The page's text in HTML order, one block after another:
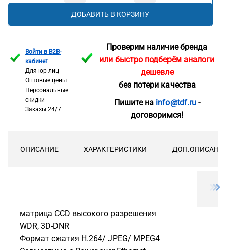
ДОБАВИТЬ В КОРЗИНУ
Войти в B2B-
кабинет
Для юр лиц
Оптовые цены
Персональные
скидки
Заказы 24/7
Проверим наличие бренда
или быстро подберём аналоги
дешевле
без потери качества
Пишите на info@tdf.ru-
договоримся!
ОПИСАНИЕ ХАРАКТЕРИСТИКИ
матрица CCD высокого разрешения
WDR, 3D-DNR
Формат сжатия H.264/ JPEG/ MPEG4